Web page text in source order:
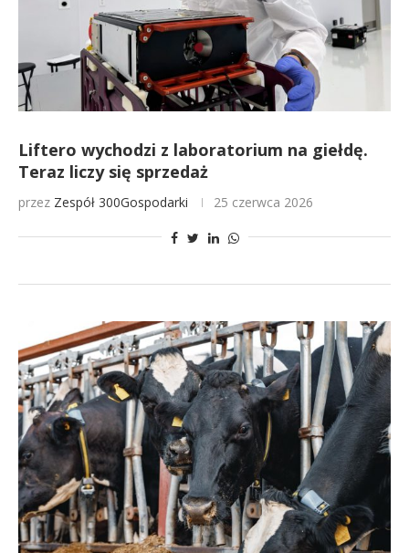
Liftero wychodzi z laboratorium na giełdę.
Teraz liczy się sprzedaż
przez Zespół 300Gospodarki 25 czerwca 2026